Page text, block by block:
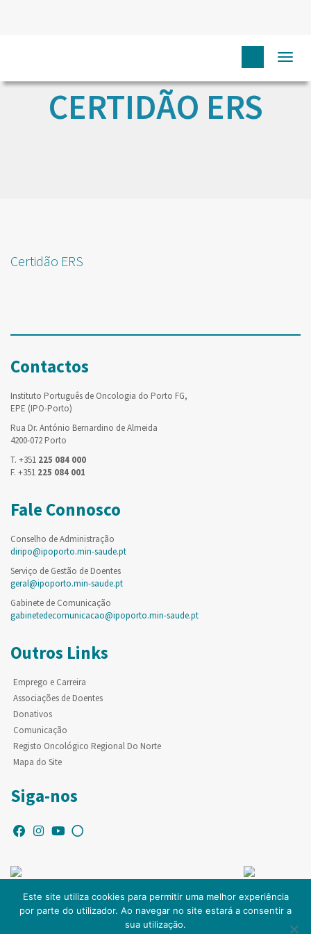
CERTIDÃO ERS
Certidão ERS
Contactos
Instituto Português de Oncologia do Porto FG,
EPE (IPO-Porto)
Rua Dr. António Bernardino de Almeida
4200-072 Porto
T. +351 225 084 000
F. +351 225 084 001
Fale Connosco
Conselho de Administração
diripo@ipoporto.min-saude.pt
Serviço de Gestão de Doentes
geral@ipoporto.min-saude.pt
Gabinete de Comunicação
gabinetedecomunicacao@ipoporto.min-saude.pt
Outros Links
Emprego e Carreira
Associações de Doentes
Donativos
Comunicação
Registo Oncológico Regional Do Norte
Mapa do Site
Siga-nos
© Copyright IPO-PORTO. Todos os direitos reservados.
Este site utiliza cookies para permitir uma melhor experiência
por parte do utilizador. Ao navegar no site estará a consentir a
sua utilização.